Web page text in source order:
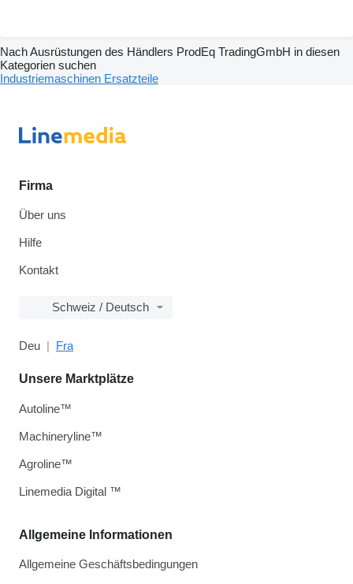
Nach Ausrüstungen des Händlers ProdEq TradingGmbH in diesen
Kategorien suchen
Industriemaschinen Ersatzteile
Firma
Über uns
Hilfe
Kontakt
Schweiz / Deutsch
Deu Fra
Allgemeine Informationen
Allgemeine Geschäftsbedingungen
Unsere Marktplätze
Autoline™
Machineryline™
Agroline™
Linemedia Digital ™